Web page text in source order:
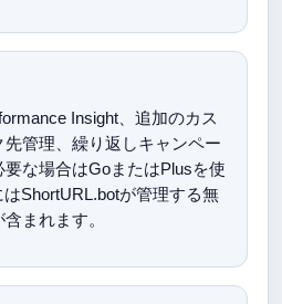
Insight、追加のカス
管理、繰り返しキャンペー
な場合はGoまたはPlusを使
ShortURL.botが管理する無
まれます。